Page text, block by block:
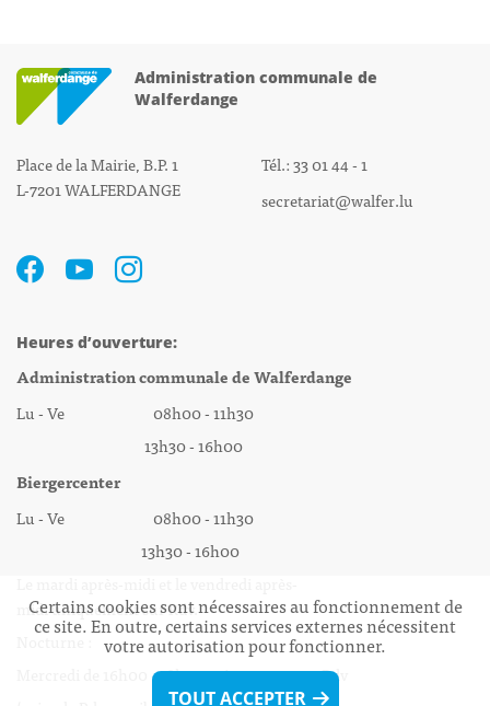
Administration communale de
Walferdange
Place de la Mairie, B.P. 1
L-7201 WALFERDANGE
Tél.: 33 01 44 - 1
secretariat@walfer.lu
Heures d’ouverture:
Administration communale de Walferdange
Lu - Ve 08h00 - 11h30
13h30 - 16h00
Biergercenter
Lu - Ve 08h00 - 11h30
13h30 - 16h00
midi uniquement sur Rdv.
Nocturne :
Mercredi de 16h00 - 18h45 uniquement sur Rdv
Certains cookies sont nécessaires au fonctionnement de
ce site. En outre, certains services externes nécessitent
votre autorisation pour fonctionner.
TOUT ACCEPTER